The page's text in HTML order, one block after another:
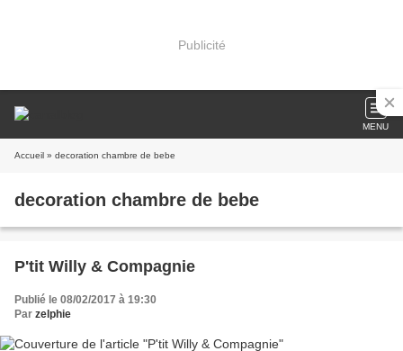
Publicité
MENU
Accueil » decoration chambre de bebe
decoration chambre de bebe
P'tit Willy & Compagnie
Publié le 08/02/2017 à 19:30
Par zelphie